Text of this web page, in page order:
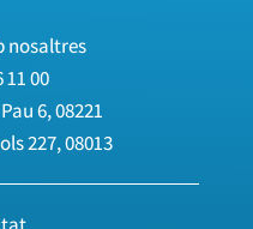
nosaltres
11 00
6, 08221
227, 08013